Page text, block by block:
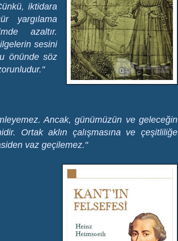
iktidara
yargılama
azaltır.
sesini
önünde söz
Ancak, günümüzün ve geleceğin
Ortak aklın çalışmasına ve çeşitliliğe
vaz geçilemez."